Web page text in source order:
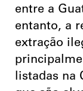
entre a
entanto, a
extração
listadas na